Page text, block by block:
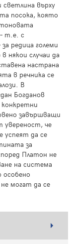
върху
посока, която
т.е. с
редица големи
някои случаи да
настрана
в речника се
В
Богданов
конкретни
завършващи
увереност, че
успеят да се
за
Платон не
на система
могат да се